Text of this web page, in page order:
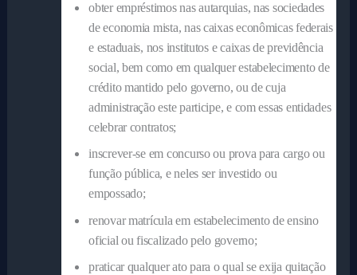
obter empréstimos nas autarquias, nas sociedades
de economia mista, nas caixas econômicas federais
e estaduais, nos institutos e caixas de previdência
social, bem como em qualquer estabelecimento de
crédito mantido pelo governo, ou de cuja
administração este participe, e com essas entidades
celebrar contratos;
inscrever-se em concurso ou prova para cargo ou
função pública, e neles ser investido ou
empossado;
renovar matrícula em estabelecimento de ensino
oficial ou fiscalizado pelo governo;
praticar qualquer ato para o qual se exija quitação